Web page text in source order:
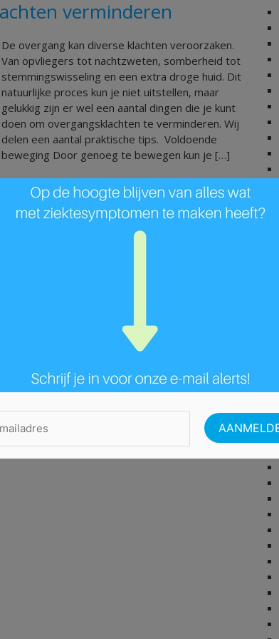
verminderen
De overgang kan diverse klachten veroorzaken.
Van opvliegers tot nachtzweten, somberheid tot
stemmingswisseling en een extra droge huid. Dit
natuurlijke proces kun je niet uitstellen, maar
gelukkig zijn er wel een aantal dingen die je kunt
doen om overgangsklachten te verminderen. Wij
delen een aantal praktische tips. Voldoende
beweging Door genoeg te bewegen kun je […]
Lees Meer »